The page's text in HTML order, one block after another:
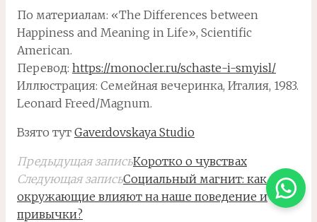
По материалам: «Тhe Differences between
Happiness and Meaning in Life», Scientific
American.
Перевод: https://monocler.ru/schaste-i-smyisl/
Иллюстрация: Семейная вечеринка, Италия, 1983.
Leonard Freed/Magnum.
Взято тут Gaverdovskaya Studiо
Предыдущая записьКоротко о чувствах
Следующая записьСоциальный магнит: как
окружающие влияют на наше поведение и
привычки?